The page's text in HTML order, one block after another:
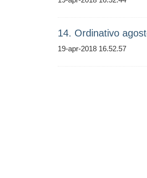
14. Ordinativo
19-apr-2018 16.52.57